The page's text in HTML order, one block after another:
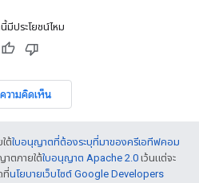
มีประโยชน์ไหม
วามคิดเห็น
ต้ใบอนุญาตที่ต้องระบุที่มาของครีเอทีฟคอม
าตภายใต้ใบอนุญาต Apache 2.0 เว้นแต่จะ
ที่นโยบายเว็บไซต์ Google Developers